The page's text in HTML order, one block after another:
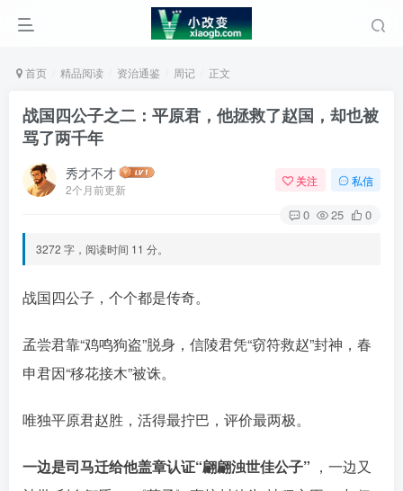
首页 精品阅读 资治通鉴 周记 正文
战国四公子之二：平原君，他拯救了赵国，却也被
骂了两千年
秀才不才
2个月前更新
关注 私信
0 25 0
3272 字，阅读时间 11 分。
战国四公子，个个都是传奇。
孟尝君靠“鸡鸣狗盗”脱身，信陵君凭“窃符救赵”封神，春
申君因“移花接木”被诛。󠄹󠅀󠄪󠄢󠄡󠄦󠄞󠄧󠄣󠄞󠄢󠄡󠄦󠄞󠄡󠄩󠅬󠅅󠅃󠄵󠅂󠄪󠅗󠅥󠅕󠅣󠅤󠅬󠅄󠄹󠄽󠄵󠄪󠄢󠄠󠄢󠄦󠄝󠄠󠄨󠄝󠄠󠄨󠄐󠄠󠄨󠄪󠄥󠄤󠄪󠄤󠄣󠅬󠅨󠅙󠅑󠅟󠅗󠅒󠄞󠅓󠅟󠅝󠄐󠇕󠆠󠅿󠇖󠆄󠆩󠇕󠅿󠆈󠇗󠆭󠆁󠄐󠇗󠅹󠅸󠇖󠆍󠅳󠇖󠅹󠅰󠇖󠆌󠅹
唯独平原君赵胜，活得最拧巴，评价最两极。
一边是司马迁给他盖章认证“翩翩浊世佳公子” ，一边又